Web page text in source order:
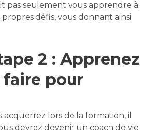
pas seulement vous apprendre à
défis, vous donnant ainsi
2 : Apprenez
faire pour
lors de la formation, il
devrez devenir un coach de vie